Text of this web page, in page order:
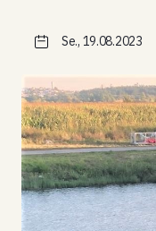
Se., 19.08.2023